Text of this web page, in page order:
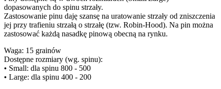
dopasowanych do spinu strzały.
Zastosowanie pinu daję szansę na uratowanie strzały od zniszczenia
jej przy trafieniu strzałą o strzałę (tzw. Robin-Hood). Na pin można
zastosować każdą nasadkę pinową obecną na rynku.
Waga: 15 grainów
Dostępne rozmiary (wg. spinu):
• Small: dla spinu 800 - 500
• Large: dla spinu 400 - 200